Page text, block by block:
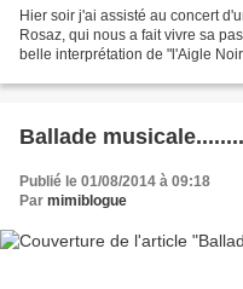
Hier soir j'ai assisté au concert
Rosaz, qui nous a fait vivre sa
belle interprétation de "l'Aigle
Ballade
Publié le 01/08/2014 à 09:18
Par mimiblogue